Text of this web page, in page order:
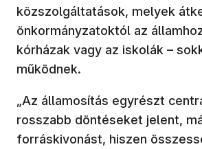
közszolgáltatások, melyek
önkormányzatoktól az
kórházak vagy az iskolák –
működnek.
„Az államosítás egyrészt
rosszabb döntéseket jelent,
forráskivonást, hiszen